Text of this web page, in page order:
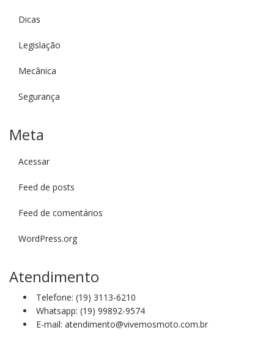
Dicas
Legislação
Mecânica
Segurança
Meta
Acessar
Feed de posts
Feed de comentários
WordPress.org
Atendimento
Telefone: (19) 3113-6210
Whatsapp: (19) 99892-9574
E-mail: atendimento@vivemosmoto.com.br